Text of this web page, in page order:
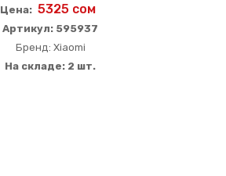
Цена: 5325 сом
Артикул: 595937
Бренд: Xiaomi
На складе: 2 шт.